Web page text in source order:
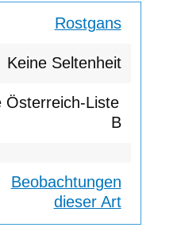
Rostgans
Keine Seltenheit
B
Beobachtungen
dieser Art